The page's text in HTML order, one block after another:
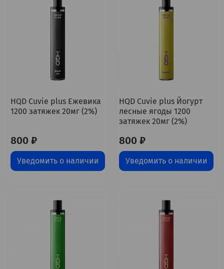
HQD Cuvie plus Ежевика
1200 затяжек 20мг (2%)
800 ₽
Уведомить о наличии
HQD Cuvie plus Йогурт
лесные ягоды 1200
затяжек 20мг (2%)
800 ₽
Уведомить о наличии